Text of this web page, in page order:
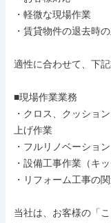
・軽微な現場作業
・賃貸物件の退去時
適性に合わせて、下
■現場作業業務
・クロス、クッショ
上げ作業
・フルリノベーショ
・設備工事作業（キ
・リフォーム工事の
当社は、お客様の「